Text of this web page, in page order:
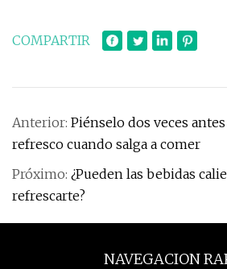
COMPARTIR
Anterior: Piénselo dos veces
refresco cuando salga a comer
Próximo: ¿Pueden las bebidas
refrescarte?
NAVEGACION